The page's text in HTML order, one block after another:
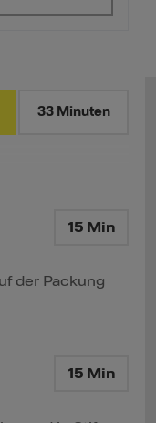
33 Minuten
15 Min
der Packung
15 Min